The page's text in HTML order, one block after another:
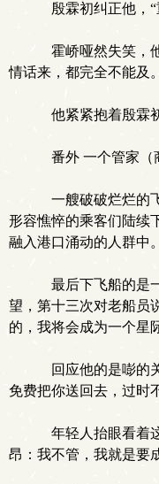
殷霖初纠正他，“
霍峤哑然失笑，
情话来，都完全不能及。
他紧紧抱着殷霖
番外 一个管家（
一艘破破烂烂的
形容憔悴的乘客们陆续
融入港口涌动的人群中。
最后下飞船的是
望，第十三次对老船员
的，我将会成为一个星
回应他的是嘭的
免费把你送回去，过时
年轻人抬眼看着
昂：我不管，我就是要